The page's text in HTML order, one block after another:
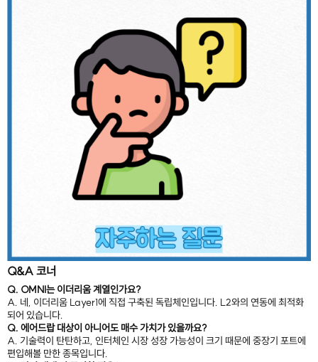
Q&A 코너
Q. OMNI는 이더리움 계열인가요?
A. 네, 이더리움 Layer1에 직접 구축된 독립체인입니다. L2와의 연동에 최적화
되어 있습니다.
Q. 에어드랍 대상이 아니어도 매수 가치가 있을까요?
A. 기술력이 탄탄하고, 인터체인 시장 성장 가능성이 크기 때문에 중장기 포트에
편입해볼 만한 종목입니다.